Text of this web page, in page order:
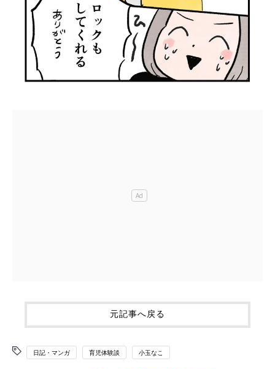
元記事へ戻る
日記・マンガ 育児体験談 小玉なこ